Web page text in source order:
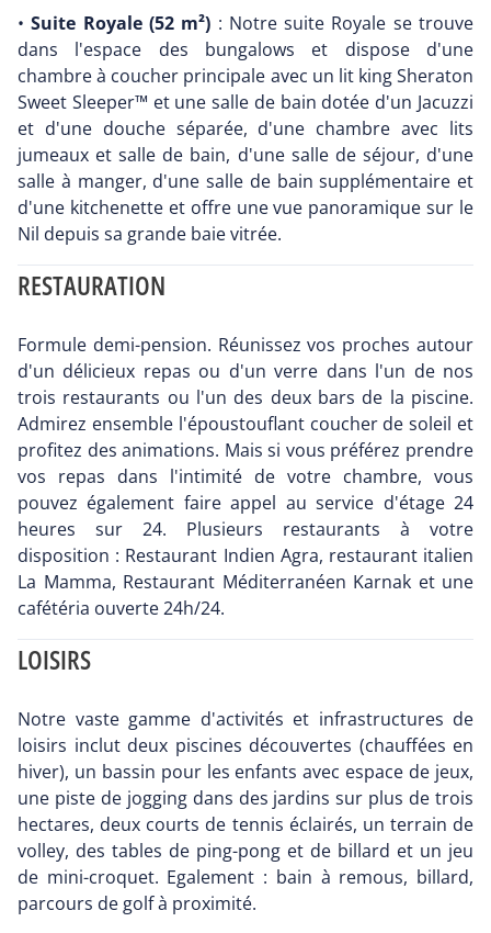
•Suite Royale (52 m²) : Notre suite Royale se trouve
dans l'espace des bungalows et dispose d'une
chambre à coucher principale avec un lit king Sheraton
Sweet Sleeper™ et une salle de bain dotée d'un Jacuzzi
et d'une douche séparée, d'une chambre avec lits
jumeaux et salle de bain, d'une salle de séjour, d'une
salle à manger, d'une salle de bain supplémentaire et
d'une kitchenette et offre une vue panoramique sur le
Nil depuis sa grande baie vitrée.
RESTAURATION
Formule demi-pension. Réunissez vos proches autour
d'un délicieux repas ou d'un verre dans l'un de nos
trois restaurants ou l'un des deux bars de la piscine.
Admirez ensemble l'époustouflant coucher de soleil et
profitez des animations. Mais si vous préférez prendre
vos repas dans l'intimité de votre chambre, vous
pouvez également faire appel au service d'étage 24
heures sur 24. Plusieurs restaurants à votre
disposition : Restaurant Indien Agra, restaurant italien
La Mamma, Restaurant Méditerranéen Karnak et une
cafétéria ouverte 24h/24.
LOISIRS
Notre vaste gamme d'activités et infrastructures de
loisirs inclut deux piscines découvertes (chauffées en
hiver), un bassin pour les enfants avec espace de jeux,
une piste de jogging dans des jardins sur plus de trois
hectares, deux courts de tennis éclairés, un terrain de
volley, des tables de ping-pong et de billard et un jeu
de mini-croquet. Egalement : bain à remous, billard,
parcours de golf à proximité.